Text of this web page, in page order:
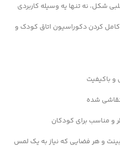
شکل، نه تنها یه وسیله کاربردی
کردن دکوراسیون اتاق کودک و
باکیفیت
شده
و مناسب برای کودکان
و هر فضایی که نیاز به یک لمس